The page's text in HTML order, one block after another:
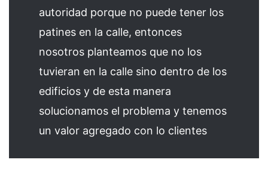
autoridad porque no puede tener los
patines en la calle, entonces
nosotros planteamos que no los
tuvieran en la calle sino dentro de los
edificios y de esta manera
solucionamos el problema y tenemos
un valor agregado con lo clientes